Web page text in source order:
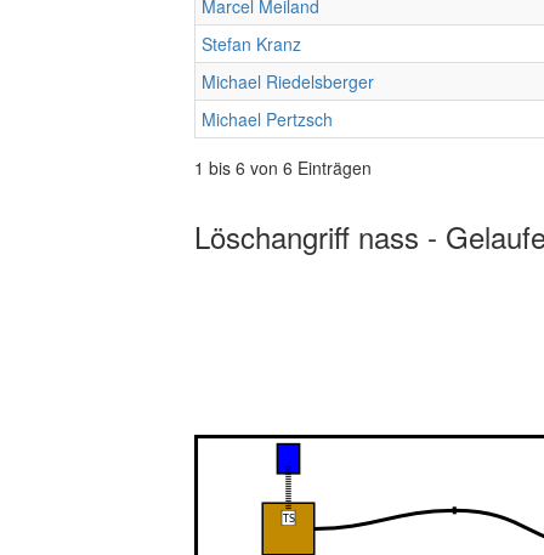
Marcel Meiland
Stefan Kranz
Michael Riedelsberger
Michael Pertzsch
1 bis 6 von 6 Einträgen
Löschangriff nass -